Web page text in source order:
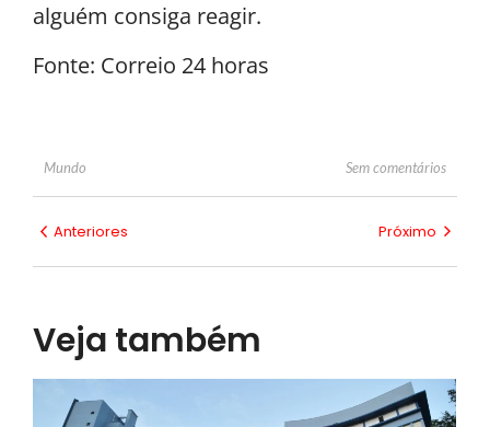
alguém consiga reagir.
Fonte: Correio 24 horas
Mundo Sem comentários
Anteriores Próximo
Veja também